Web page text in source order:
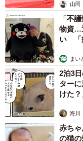
山岡
「不
物資…
い 「
まい
2泊3
ター
けた？
海川
赤ち
の猫